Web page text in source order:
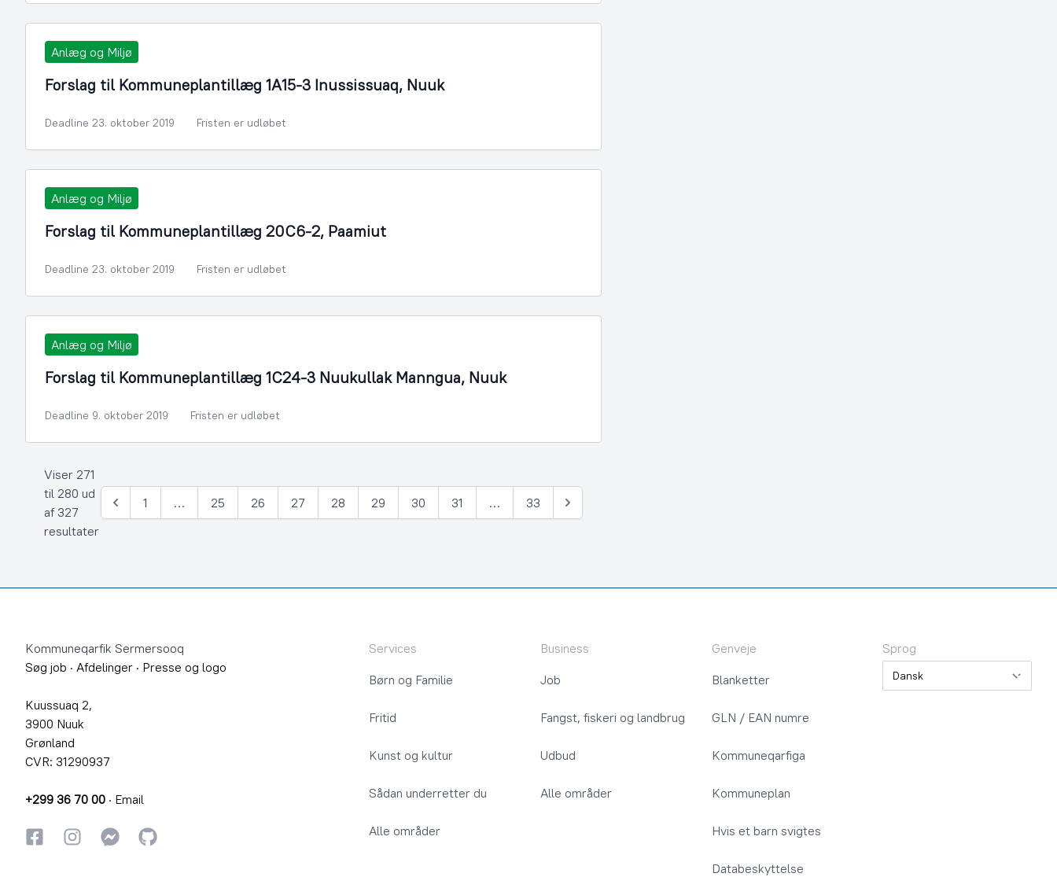
Anlæg og Miljø
Forslag til Kommuneplantillæg 1A15-3 Inussissuaq, Nuuk
Deadline 23. oktober 2019 Fristen er udløbet
Anlæg og Miljø
Forslag til Kommuneplantillæg 20C6-2, Paamiut
Deadline 23. oktober 2019 Fristen er udløbet
Anlæg og Miljø
Forslag til Kommuneplantillæg 1C24-3 Nuukullak Manngua, Nuuk
Deadline 9. oktober 2019 Fristen er udløbet
Viser 271
til 280 ud
af 327
resultater
Forrige
1 … 25 26 27 28 29 30 31 … 33
Næste
Kommuneqarfik Sermersooq
Søg job · Afdelinger · Presse og logo
Kuussuaq 2,
3900 Nuuk
Grønland
CVR: 31290937
+299 36 70 00 · Email
FacebookInstagramInstagram
GitHub
Services
Børn og Familie
Fritid
Kunst og kultur
Sådan underretter du
Alle områder
Business
Job
Fangst, fiskeri og landbrug
Udbud
Alle områder
Genveje
Blanketter
GLN / EAN numre
Kommuneqarfiga
Kommuneplan
Hvis et barn svigtes
Databeskyttelse
Sprog
Sprog